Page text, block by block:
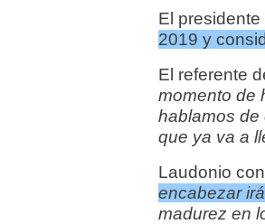
El
2019 y
El referente
momento de
hablamos de
que ya va a
Laudonio
encabezar
madurez en